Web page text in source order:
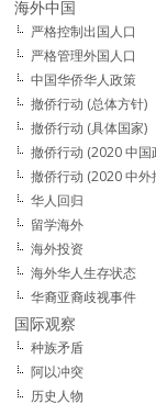
海外中国
严格控制出国人口
严格管理外国人口
中国华侨华人政策
撤侨行动 (总体方针)
撤侨行动 (具体国家)
撤侨行动 (2020 中国
撤侨行动 (2020 中外
华人回归
留学海外
海外投资
海外华人生存状态
华裔亚裔歧视事件
国际观察
种族矛盾
阿以冲突
历史人物